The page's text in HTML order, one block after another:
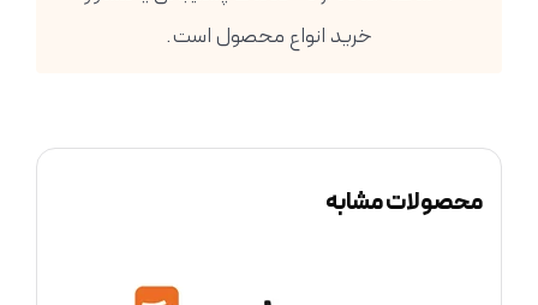
خرید انواع محصول است.
محصولات مشابه